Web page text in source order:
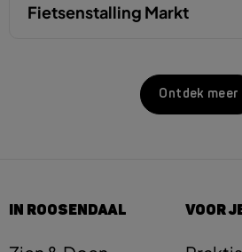
Fietsenstalling Markt
Ontdek meer
IN ROOSENDAAL VOOR